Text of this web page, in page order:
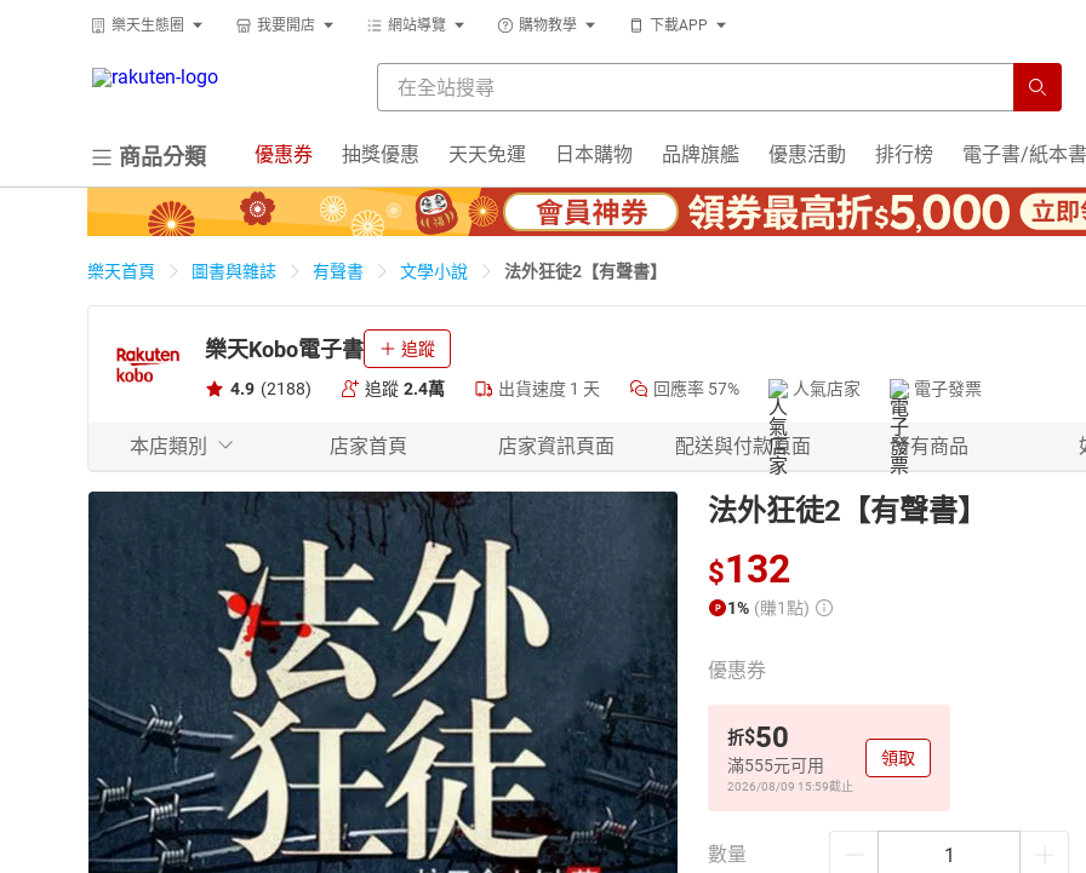
樂天生態圈 我要開店 網站導覽 購物教學 下載APP
商品分類 優惠券 抽獎優惠 天天免運 日本購物 品牌旗艦 優惠活動 排行榜 電子書/紙本書
樂天首頁 圖書與雜誌 有聲書 文學小說 法外狂徒2【有聲書】
樂天Kobo電子書 追蹤
4.9 (2188) 追蹤 2.4萬 出貨速度 1 天 回應率 57% 人氣店家 電子發票
本店類別 店家首頁 店家資訊頁面 配送與付款頁面 所有商品
法外狂徒2【有聲書】
$132
1% (賺1點)
優惠券
折$50
滿555元可用
2026/08/09 15:59截止
領取
數量